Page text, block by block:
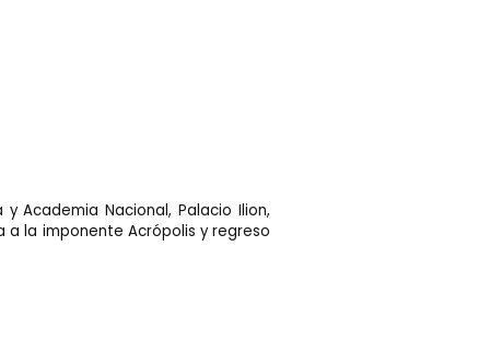
Academia Nacional, Palacio Ilion,
a la imponente Acrópolis y regreso